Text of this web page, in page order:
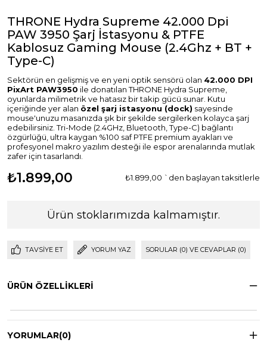
THRONE Hydra Supreme 42.000 Dpi
PAW 3950 Şarj İstasyonu & PTFE
Kablosuz Gaming Mouse (2.4Ghz + BT +
Type-C)
Sektörün en gelişmiş ve en yeni optik sensörü olan 42.000 DPI
PixArt PAW3950 ile donatılan THRONE Hydra Supreme,
oyunlarda milimetrik ve hatasız bir takip gücü sunar. Kutu
içeriğinde yer alan özel şarj istasyonu (dock) sayesinde
mouse'unuzu masanızda şık bir şekilde sergilerken kolayca şarj
edebilirsiniz. Tri-Mode (2.4GHz, Bluetooth, Type-C) bağlantı
özgürlüğü, ultra kaygan %100 saf PTFE premium ayakları ve
profesyonel makro yazılım desteği ile espor arenalarında mutlak
zafer için tasarlandı.
₺1.899,00 ₺1.899,00 `den başlayan taksitlerle
Ürün stoklarımızda kalmamıştır.
TAVSIYE ET YORUM YAZ SORULAR (0) VE CEVAPLAR (0)
ÜRÜN ÖZELLIKLERI
YORUMLAR(0)